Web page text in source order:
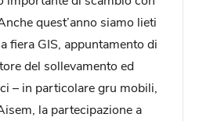
quest’anno siamo lieti
fiera GIS, appuntamento di
del sollevamento ed
– in particolare gru mobili,
la partecipazione a